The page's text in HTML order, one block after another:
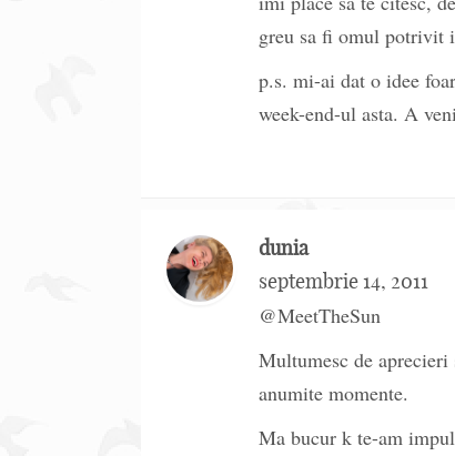
greu sa fi omul potrivit
p.s. mi-ai dat o idee
week-end-ul asta. A
dunia
septembrie 14, 2011
@MeetTheSun
Multumesc de
anumite momente.
Ma bucur k te-am